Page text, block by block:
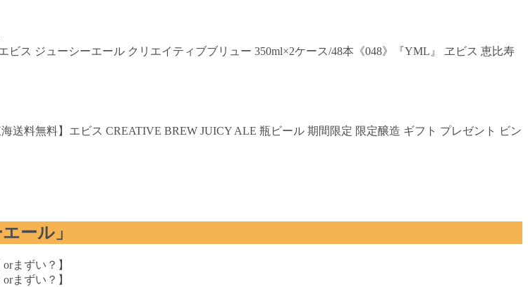
ス ジューシーエール クリエイティブブリュー 350ml×2ケース/48本《048》『YML』 ヱビス 恵比寿
送料無料】エビス CREATIVE BREW JUICY ALE 瓶ビール 期間限定 限定醸造 ギフト プレゼント ビン
ール」